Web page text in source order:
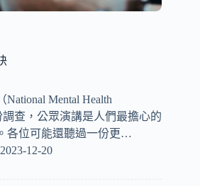
Mental Health
調查，公眾演講是人們最擔心的
各位可能還聽過一份更…
2023-12-20